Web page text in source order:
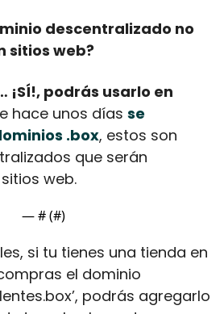
descentralizado no
sitios web?
¡SÍ!, podrás usarlo en
hace unos días se
.box, estos son
que serán
web.
— # (#)
si tu tienes una tienda en
el dominio
podrás agregarlo